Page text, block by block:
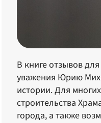
В книге отзывов
уважения Юрию
истории. Для
строительства
города, а также